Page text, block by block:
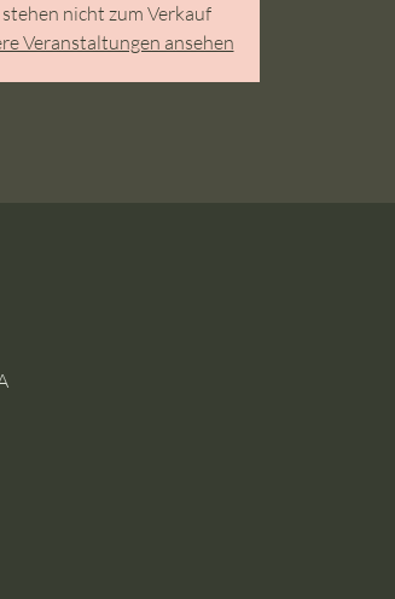
nicht zum Verkauf
Veranstaltungen ansehen